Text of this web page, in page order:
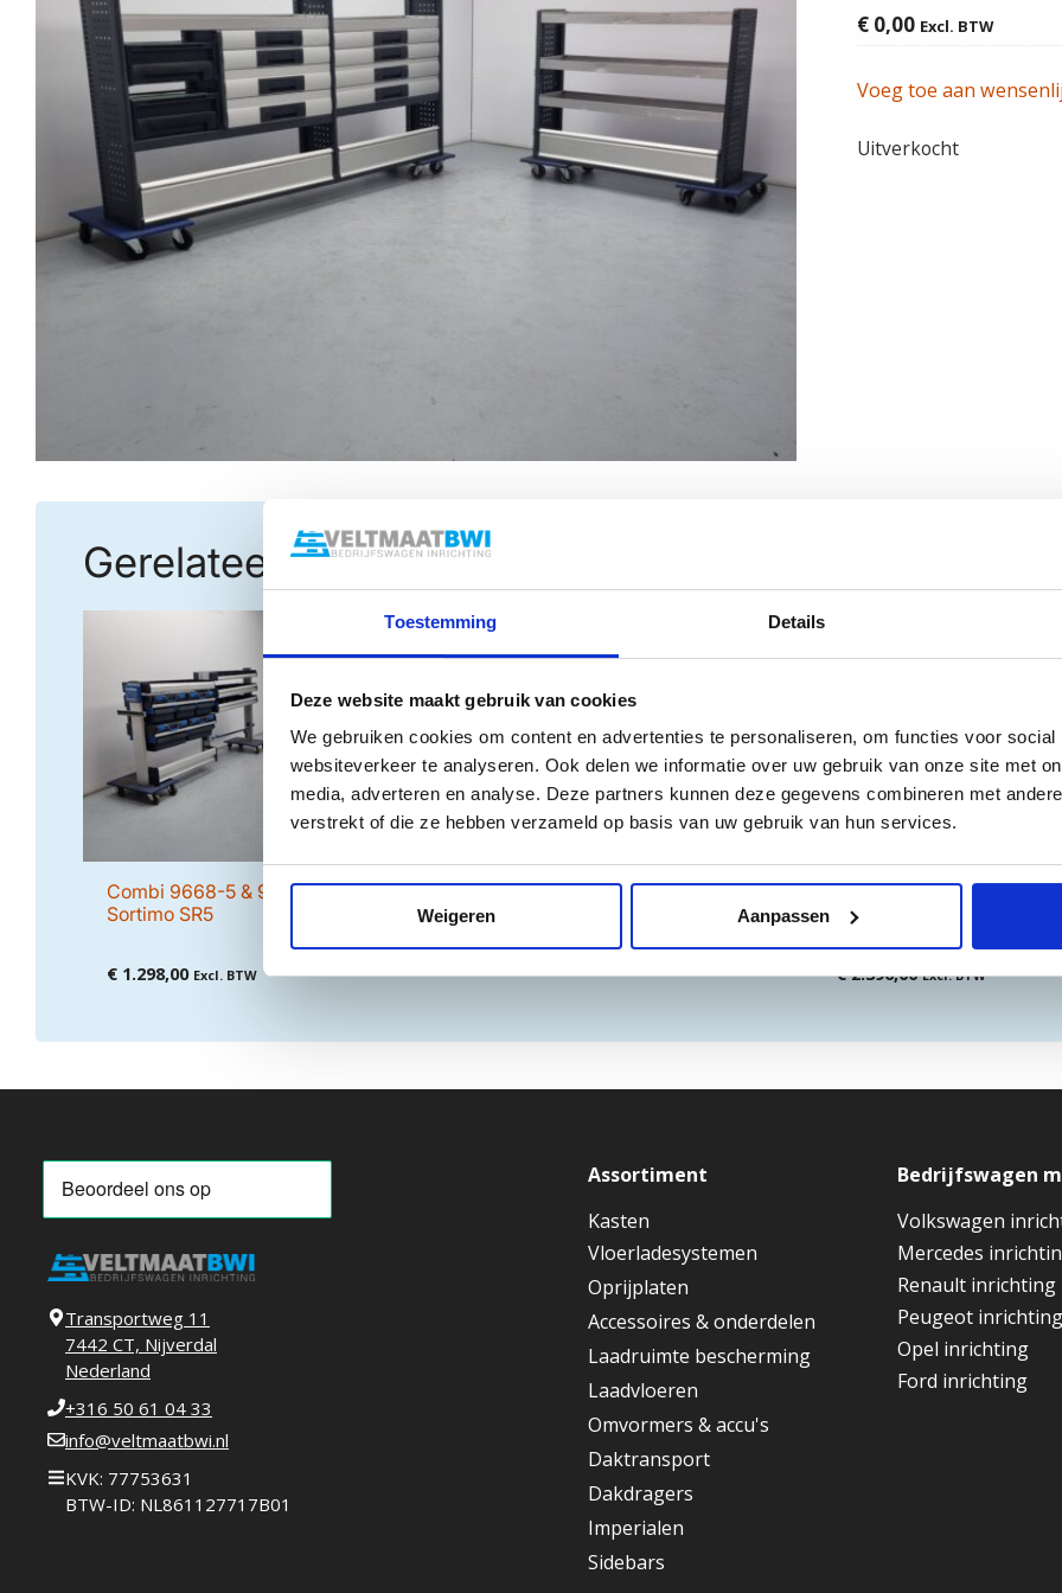
Toestemming Details
Deze website maakt gebruik van cookies
We gebruiken cookies om content en advertenties te personaliseren, om functies voor
websiteverkeer te analyseren. Ook delen we informatie over uw gebruik van onze site met
media, adverteren en analyse. Deze partners kunnen deze gegevens combineren met
verstrekt of die ze hebben verzameld op basis van uw gebruik van hun services.
Weigeren Aanpassen
€ 0,00 Excl. BTW
Voeg toe aan
Uitverkocht
Gerelateerde producten
Combi 9668-5 & 9668-6
Sortimo SR5
€ 1.298,00 Excl. BTW
Combi 9699-1 & 9699-2 Sortimo
€1.348,00
Oorspronkelijke
prijs
€1.280,60Huidige
prijs
Excl. BTW
Combi 9642-1 & 9642-2
9642-3 Sortimo
€2.396,00 Excl. BTW
Transportweg 11
7442 CT, Nijverdal
Nederland
+316 50 61 04 33
info@veltmaatbwi.nl
KVK: 77753631
BTW-ID: NL861127717B01
Assortiment
Kasten
Vloerladesystemen
Oprijplaten
Accessoires & onderdelen
Laadruimte bescherming
Laadvloeren
Omvormers & accu's
Daktransport
Dakdragers
Imperialen
Sidebars
Bedrijfswagen
Volkswagen
Mercedes
Renault inrichting
Peugeot
Opel inrichting
Ford inrichting